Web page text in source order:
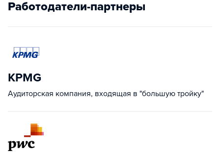
Работодатели-партнеры
KPMG
Аудиторская компания, входящая в "большую тройку"